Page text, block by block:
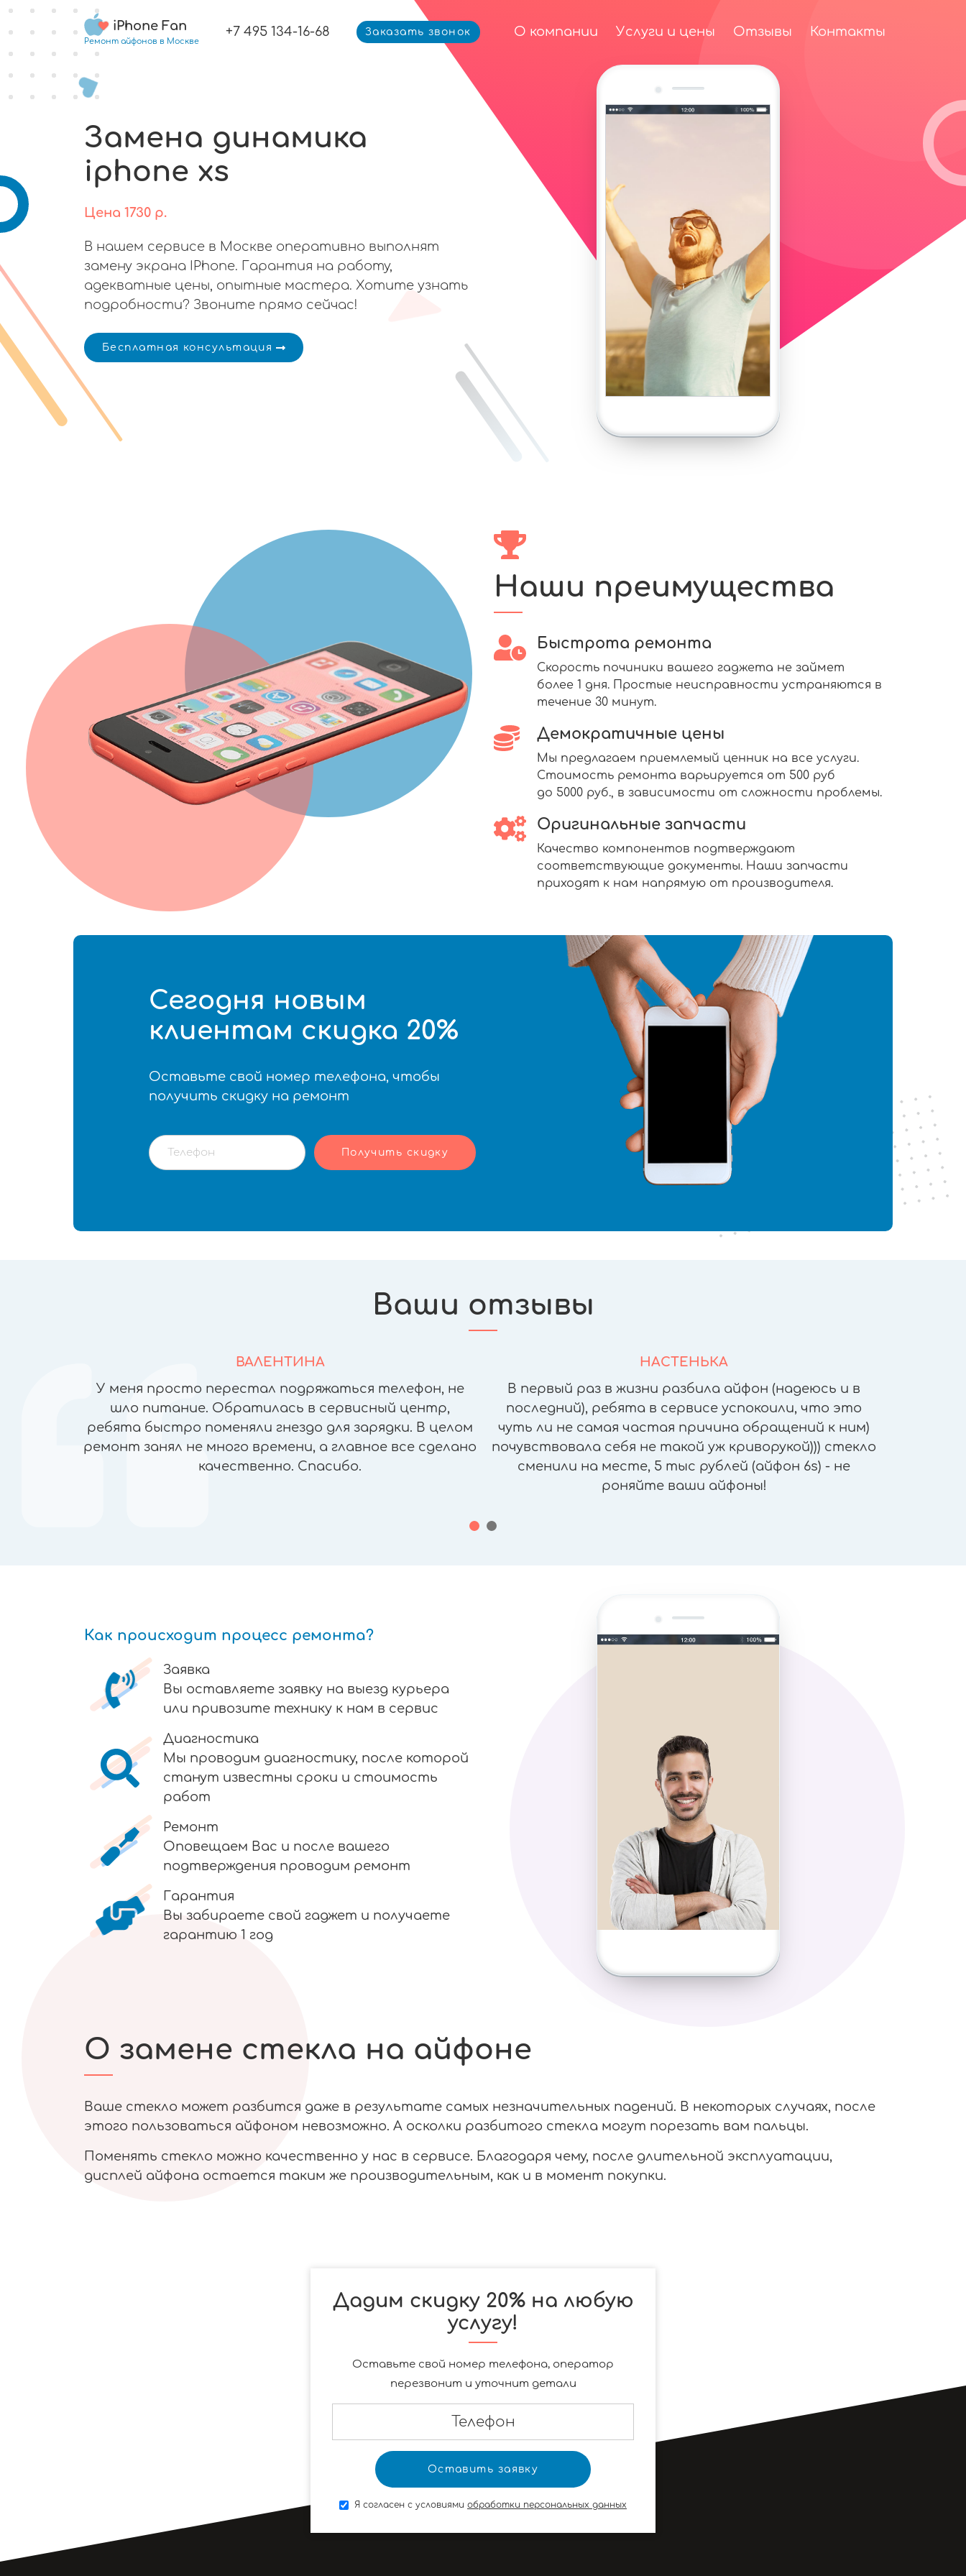
iPhone Fan
Ремонт айфонов в Москве
+7 495 134-16-68 Заказать звонок О компании Услуги и цены Отзывы Контакты
Замена динамика
iphone xs
Цена 1730 р.
В нашем сервисе в Москве оперативно выполнят
замену экрана IPhone. Гарантия на работу,
адекватные цены, опытные мастера. Хотите узнать
подробности? Звоните прямо сейчас!
Бесплатная консультация
Наши преимущества
Быстрота ремонта
Скорость починики вашего гаджета не займет
более 1 дня. Простые неисправности устраняются в
течение 30 минут.
Демократичные цены
Мы предлагаем приемлемый ценник на все услуги.
Стоимость ремонта варьируется от 500 руб
до 5000 руб., в зависимости от сложности проблемы.
Оригинальные запчасти
Качество компонентов подтверждают
соответствующие документы. Наши запчасти
приходят к нам напрямую от производителя.
Сегодня новым
клиентам скидка 20%
Оставьте свой номер телефона, чтобы
получить скидку на ремонт
Ваши отзывы
ВАЛЕНТИНА
У меня просто перестал подряжаться телефон, не
шло питание. Обратилась в сервисный центр,
ребята быстро поменяли гнездо для зарядки. В целом
ремонт занял не много времени, а главное все сделано
качественно. Спасибо.
НАСТЕНЬКА
В первый раз в жизни разбила айфон (надеюсь и в
последний), ребята в сервисе успокоили, что это
чуть ли не самая частая причина обращений к ним)
почувствовала себя не такой уж криворукой))) стекло
сменили на месте, 5 тыс рублей (айфон 6s) - не
роняйте ваши айфоны!
Как происходит процесс ремонта?
Заявка
Вы оставляете заявку на выезд курьера
или привозите технику к нам в сервис
Диагностика
Мы проводим диагностику, после которой
станут известны сроки и стоимость
работ
Ремонт
Оповещаем Вас и после вашего
подтверждения проводим ремонт
Гарантия
Вы забираете свой гаджет и получаете
гарантию 1 год
О замене стекла на айфоне
Ваше стекло может разбится даже в результате самых незначительных падений. В некоторых случаях, после
этого пользоваться айфоном невозможно. А осколки разбитого стекла могут порезать вам пальцы.
Поменять стекло можно качественно у нас в сервисе. Благодаря чему, после длительной эксплуатации,
дисплей айфона остается таким же производительным, как и в момент покупки.
Дадим скидку 20% на любую
услугу!
Оставьте свой номер телефона, оператор
перезвонит и уточнит детали
Я согласен с условиями обработки персональных данных